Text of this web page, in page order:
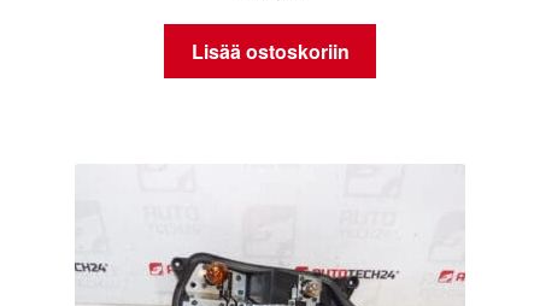
Lisää ostoskoriin